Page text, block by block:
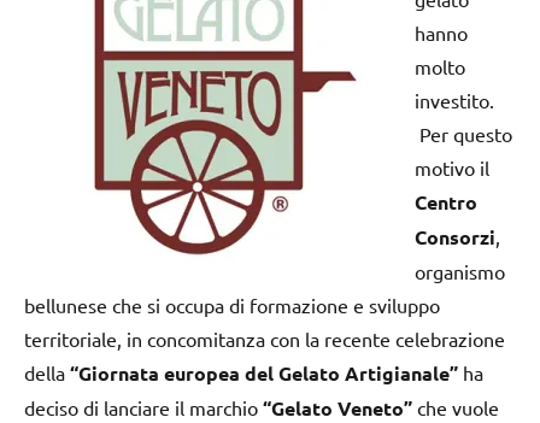
hanno
molto
investito.
Per questo
motivo il
Centro
Consorzi,
organismo
bellunese che si occupa di formazione e sviluppo
territoriale, in concomitanza con la recente celebrazione
della “Giornata europea del Gelato Artigianale” ha
deciso di lanciare il marchio “Gelato Veneto” che vuole